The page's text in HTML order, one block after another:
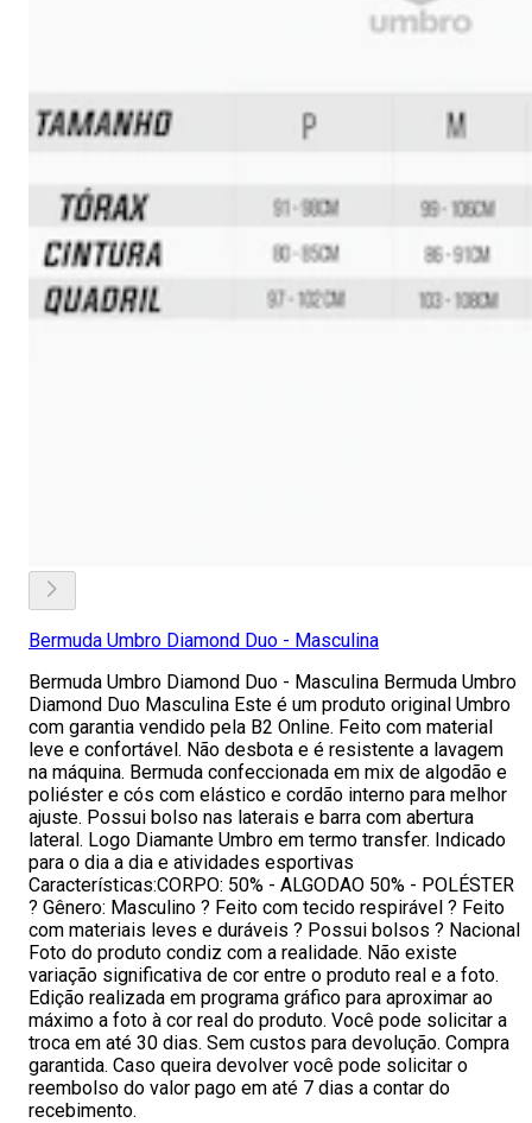
Bermuda Umbro Diamond Duo - Masculina
Bermuda Umbro Diamond Duo - Masculina Bermuda Umbro
Diamond Duo Masculina Este é um produto original Umbro
com garantia vendido pela B2 Online. Feito com material
leve e confortável. Não desbota e é resistente a lavagem
na máquina. Bermuda confeccionada em mix de algodão e
poliéster e cós com elástico e cordão interno para melhor
ajuste. Possui bolso nas laterais e barra com abertura
lateral. Logo Diamante Umbro em termo transfer. Indicado
para o dia a dia e atividades esportivas
Características:CORPO: 50% - ALGODAO 50% - POLÉSTER
? Gênero: Masculino ? Feito com tecido respirável ? Feito
com materiais leves e duráveis ? Possui bolsos ? Nacional
Foto do produto condiz com a realidade. Não existe
variação significativa de cor entre o produto real e a foto.
Edição realizada em programa gráfico para aproximar ao
máximo a foto à cor real do produto. Você pode solicitar a
troca em até 30 dias. Sem custos para devolução. Compra
garantida. Caso queira devolver você pode solicitar o
reembolso do valor pago em até 7 dias a contar do
recebimento.